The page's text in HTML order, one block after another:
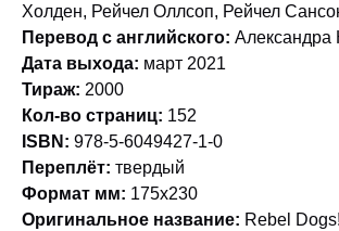
Холден, Рейчел Оллсоп, Рейчел
Перевод с английского: Александра
Дата выхода: март 2021
Тираж: 2000
Кол-во страниц: 152
ISBN: 978-5-6049427-1-0
Переплёт: твердый
Формат мм: 175х230
Оригинальное название: Rebel